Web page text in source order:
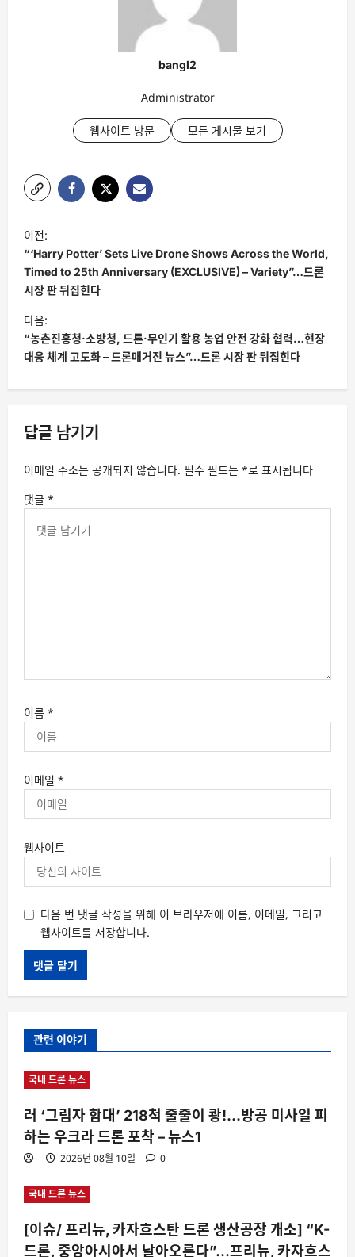
bangl2
Administrator
웹사이트 방문 모든 게시물 보기
글
탐
색
이전:
“‘Harry Potter’ Sets Live Drone Shows Across the World,
Timed to 25th Anniversary (EXCLUSIVE) – Variety”…드론
시장 판 뒤집힌다
다음:
“농촌진흥청·소방청, 드론·무인기 활용 농업 안전 강화 협력…현장
대응 체계 고도화 – 드론매거진 뉴스”…드론 시장 판 뒤집힌다
답글 남기기
이메일 주소는 공개되지 않습니다. 필수 필드는 *로 표시됩니다
댓글 *
이름 *
이메일 *
웹사이트
다음 번 댓글 작성을 위해 이 브라우저에 이름, 이메일, 그리고
웹사이트를 저장합니다.
관련 이야기
국내 드론 뉴스
러 ‘그림자 함대’ 218척 줄줄이 쾅!…방공 미사일 피
하는 우크라 드론 포착 – 뉴스1
2026년 08월 10일 0
국내 드론 뉴스
[이슈/ 프리뉴, 카자흐스탄 드론 생산공장 개소] “K-
드론, 중앙아시아서 날아오른다”…프리뉴, 카자흐스